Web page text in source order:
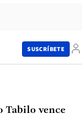
SUSCRÍBETE
Tabilo vence